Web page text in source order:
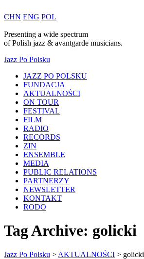
CHN ENG POL
Presenting a wide spectrum
ofPolish jazz & avantgarde musicians.
Jazz Po Polsku
JAZZ PO POLSKU
FUNDACJA
AKTUALNOŚCI
ON TOUR
FESTIVAL
FILM
RADIO
RECORDS
ZIN
ENSEMBLE
MEDIA
PUBLIC RELATIONS
PARTNERZY
NEWSLETTER
KONTAKT
RODO
Tag Archive: golicki
Jazz Po Polsku > AKTUALNOŚCI > golicki